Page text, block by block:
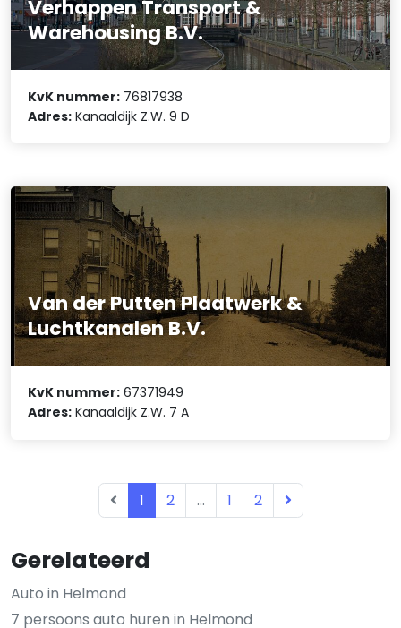
Gerelateerd
Auto in Helmond
7 persoons auto huren in Helmond
Verhappen Transport &
Warehousing B.V.
KvK nummer: 76817938
Adres: Kanaaldijk Z.W. 9 D
Van der Putten Plaatwerk &
Luchtkanalen B.V.
KvK nummer: 67371949
Adres: Kanaaldijk Z.W. 7 A
1 2 ... 1 2